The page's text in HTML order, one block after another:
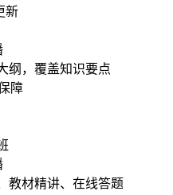
新
纲，覆盖知识要点
障
教材精讲、在线答题